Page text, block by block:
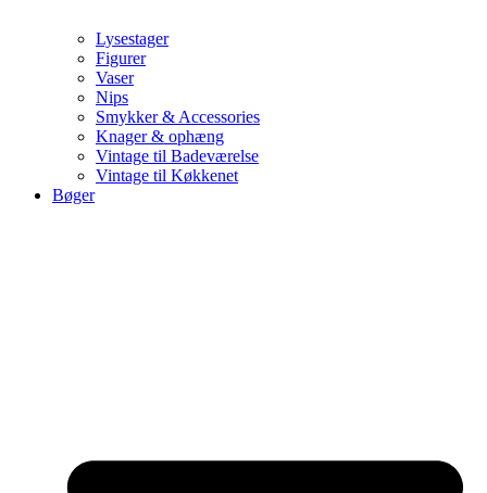
Lysestager
Figurer
Vaser
Nips
Smykker & Accessories
Knager & ophæng
Vintage til Badeværelse
Vintage til Køkkenet
Bøger